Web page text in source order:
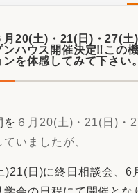
月20(土)・21(日)・27(
ンハウス開催決定‼この
ンを体感してみて下さい
を ６月20(土)・21(日)・
いましたが、
)21(日)に終日相談会、